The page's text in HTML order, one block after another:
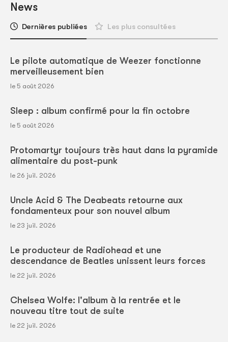
News
Dernières publiées Les plus consultées
Le pilote automatique de Weezer fonctionne
merveilleusement bien
le 5 août 2026
Sleep : album confirmé pour la fin octobre
le 5 août 2026
Protomartyr toujours très haut dans la pyramide
alimentaire du post-punk
le 26 juil. 2026
Uncle Acid & The Deabeats retourne aux
fondamenteux pour son nouvel album
le 23 juil. 2026
Le producteur de Radiohead et une
descendance de Beatles unissent leurs forces
le 22 juil. 2026
Chelsea Wolfe: l'album à la rentrée et le
nouveau titre tout de suite
le 22 juil. 2026